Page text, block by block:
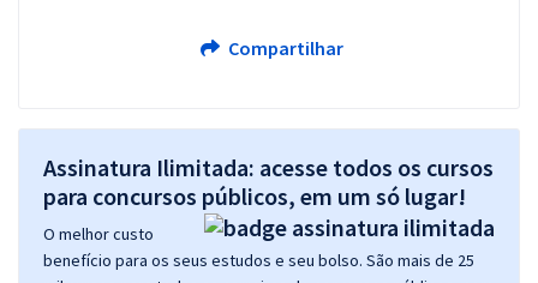
Compartilhar
Assinatura Ilimitada: acesse todos os cursos
para concursos públicos, em um só lugar!
O melhor custo
benefício para os seus estudos e seu bolso. São mais de 25